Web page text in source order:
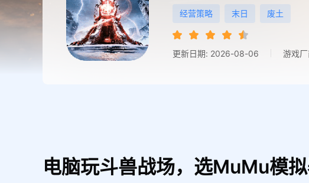
经营策略 末日 废土
更新日期: 2026-08-06 游戏
电脑玩斗兽战场，选MuMu模